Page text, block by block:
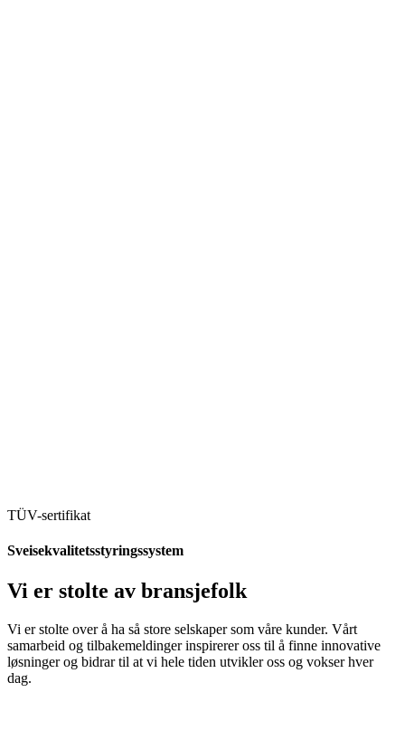
TÜV-sertifikat
Sveisekvalitetsstyringssystem
Vi er stolte av bransjefolk
Vi er stolte over å ha så store selskaper som våre kunder. Vårt
samarbeid og tilbakemeldinger inspirerer oss til å finne innovative
løsninger og bidrar til at vi hele tiden utvikler oss og vokser hver
dag.